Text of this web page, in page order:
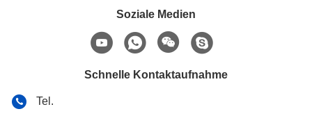
Soziale Medien
Schnelle Kontaktaufnahme
Tel.